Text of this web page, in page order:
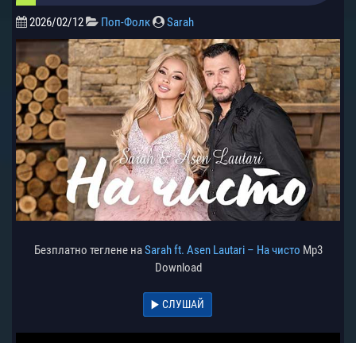
2026/02/12 Поп-Фолк Sarah
Безплатно теглене наSarah ft. Asen Lautari – На чисто Mp3
Download
СЛУШАЙ